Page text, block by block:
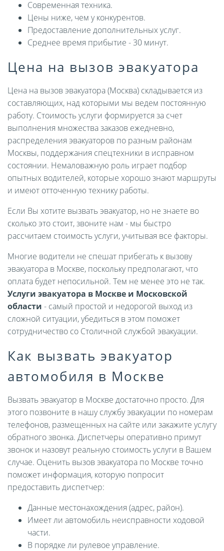
Современная техника.
Цены ниже, чем у конкурентов.
Предоставление дополнительных услуг.
Среднее время прибытие - 30 минут.
Цена на вызов эвакуатора
Цена на вызов эвакуатора (Москва) складывается из
составляющих, над которыми мы ведем постоянную
работу. Стоимость услуги формируется за счет
выполнения множества заказов ежедневно,
распределения эвакуаторов по разным районам
Москвы, поддержания спецтехники в исправном
состоянии. Немаловажную роль играет подбор
опытных водителей, которые хорошо знают маршруты
и имеют отточенную технику работы.
Если Вы хотите вызвать эвакуатор, но не знаете во
сколько это стоит, звоните нам - мы быстро
рассчитаем стоимость услуги, учитывая все факторы.
Многие водители не спешат прибегать к вызову
эвакуатора в Москве, поскольку предполагают, что
оплата будет непосильной. Тем не менее это не так.
Услуги эвакуатора в Москве и Московской
области - самый простой и недорогой выход из
сложной ситуации, убедиться в этом поможет
сотрудничество со Столичной службой эвакуации.
Как вызвать эвакуатор
автомобиля в Москве
Вызвать эвакуатор в Москве достаточно просто. Для
этого позвоните в нашу службу эвакуации по номерам
телефонов, размещенных на сайте или закажите услугу
обратного звонка. Диспетчеры оперативно примут
звонок и назовут реальную стоимость услуги в Вашем
случае. Оценить вызов эвакуатора по Москве точно
поможет информация, которую попросит
предоставить диспетчер:
Данные местонахождения (адрес, район).
Имеет ли автомобиль неисправности ходовой
части.
В порядке ли рулевое управление.